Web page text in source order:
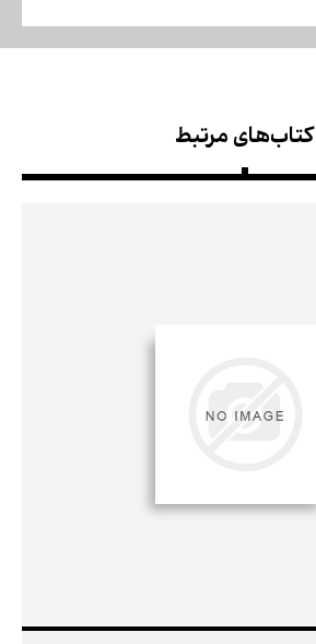
کتاب‌های مرتبط